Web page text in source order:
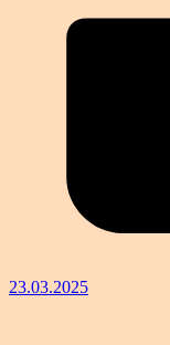
23.03.2025